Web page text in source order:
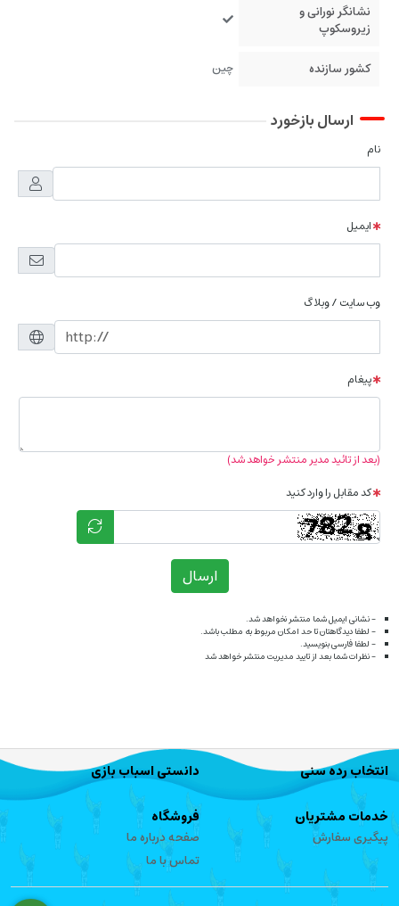
نشانگر نورانی و
زیروسکوپ
کشور سازنده
چین
ارسال بازخورد
نام
ایمیل
وب سایت / وبلاگ
پیغام
(بعد از تائید مدیر منتشر خواهد شد)
کد مقابل را وارد کنید
ارسال
- نشانی ایمیل شما منتشر نخواهد شد.
- لطفا دیدگاهتان تا حد امکان مربوط به مطلب باشد.
- لطفا فارسی بنویسید.
- نظرات شما بعد از تایید مدیریت منتشر خواهد شد
انتخاب رده سنی دانستی اسباب بازی
خدمات مشتریان
پیگیری سفارش
فروشگاه
صفحه درباره ما
تماس با ما